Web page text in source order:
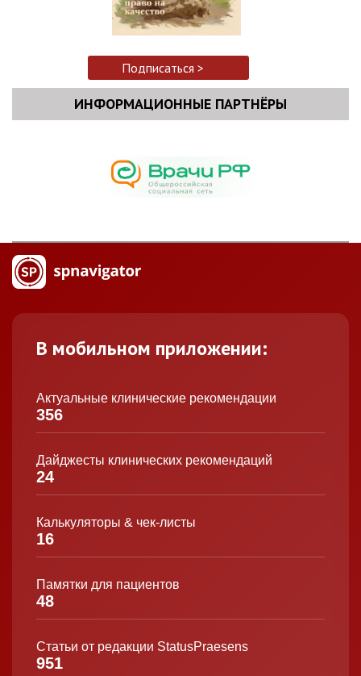
Подписаться >
ИНФОРМАЦИОННЫЕ ПАРТНЁРЫ
В мобильном приложении:
Актуальные клинические рекомендации
356
Дайджесты клинических рекомендаций
24
Калькуляторы & чек-листы
16
Памятки для пациентов
48
Статьи от редакции StatusPraesens
951